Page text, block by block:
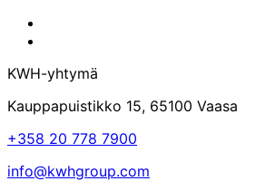
sivu
LinkedIn-
KWH-yhtymä
Kauppapuistikko 15, 65100 Vaasa
+358 20 778 7900
info@kwhgroup.com